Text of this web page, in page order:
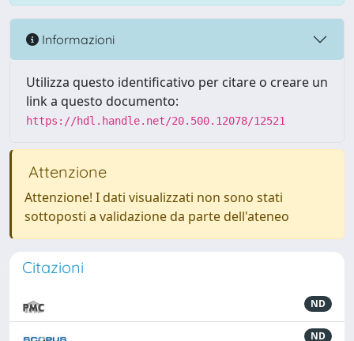
Informazioni
Utilizza questo identificativo per citare o creare un
link a questo documento:
https://hdl.handle.net/20.500.12078/12521
Attenzione
Attenzione! I dati visualizzati non sono stati
sottoposti a validazione da parte dell'ateneo
Citazioni
ND
ND